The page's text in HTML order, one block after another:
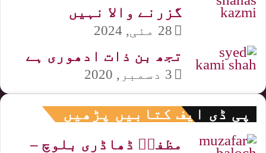
گزرنے والا نہیں
28 مئی, 2024
تجھ بن ذات ادھوری ہے
3 دسمبر, 2020
پی ڈی ایف کتابیں پڑھیں
مظفرؔ ڈھاڈری بلوچ –